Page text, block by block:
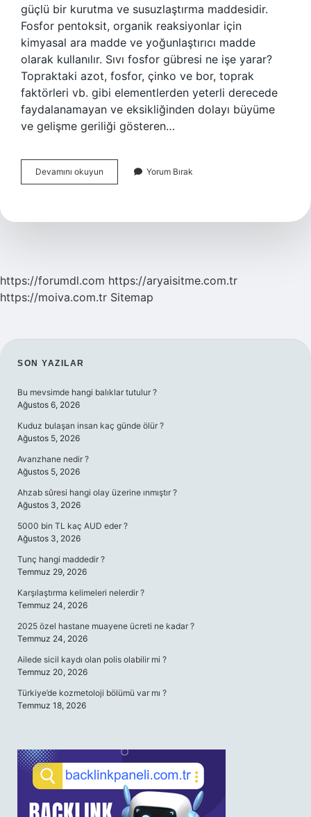
güçlü bir kurutma ve susuzlaştırma maddesidir.
Fosfor pentoksit, organik reaksiyonlar için
kimyasal ara madde ve yoğunlaştırıcı madde
olarak kullanılır. Sıvı fosfor gübresi ne işe yarar?
Topraktaki azot, fosfor, çinko ve bor, toprak
faktörleri vb. gibi elementlerden yeterli derecede
faydalanamayan ve eksikliğinden dolayı büyüme
ve gelişme geriliği gösteren…
Devamını okuyun
Pentaoksit
Yarar
Yorum Bırak
https://forumdl.com https://aryaisitme.com.tr
https://moiva.com.tr Sitemap
SIDEBAR
SON YAZILAR
Bu mevsimde hangi balıklar tutulur ?
Ağustos 6, 2026
Kuduz bulaşan insan kaç günde ölür ?
Ağustos 5, 2026
Avarızhane nedir ?
Ağustos 5, 2026
Ahzab sûresi hangi olay üzerine ınmıştır ?
Ağustos 3, 2026
5000 bin TL kaç AUD eder ?
Ağustos 3, 2026
Tunç hangi maddedir ?
Temmuz 29, 2026
Karşılaştırma kelimeleri nelerdir ?
Temmuz 24, 2026
2025 özel hastane muayene ücreti ne kadar ?
Temmuz 24, 2026
Ailede sicil kaydı olan polis olabilir mi ?
Temmuz 20, 2026
Türkiye’de kozmetoloji bölümü var mı ?
Temmuz 18, 2026